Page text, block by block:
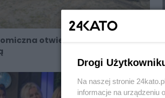
otwiera się na branżę
Drogi
Na naszej stronie
informacje na urządzeniu